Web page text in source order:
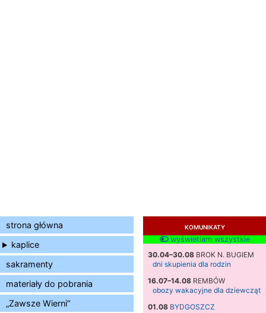
strona główna
kaplice
sakramenty
materiały do pobrania
„Zawsze Wierni”
KOMUNIKATY
wyświetlam wszystkie
30.04–30.08 BROK N. BUGIEM
dni skupienia dla rodzin
16.07–14.08 REMBÓW
obozy wakacyjne dla dziewcząt
01.08 BYDGOSZCZ